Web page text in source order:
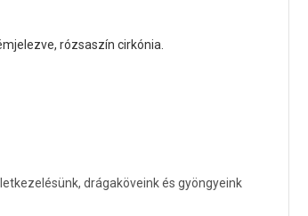
, rózsaszín cirkónia.
drágaköveink és gyöngyeink